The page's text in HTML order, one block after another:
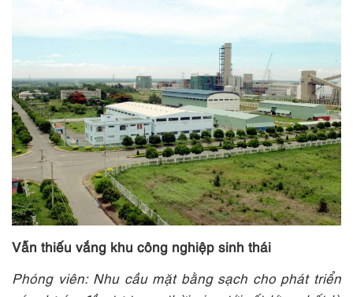
Vẫn thiếu vắng khu công nghiệp sinh thái
Phóng viên: Nhu cầu mặt bằng sạch cho phát triển